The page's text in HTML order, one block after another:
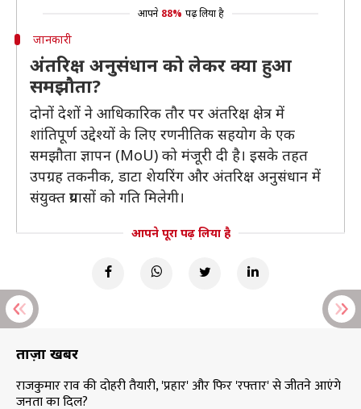
आपने 88% पढ़ लिया है
जानकारी
अंतरिक्ष अनुसंधान को लेकर क्या हुआ
समझौता?
दोनों देशों ने आधिकारिक तौर पर अंतरिक्ष क्षेत्र में
शांतिपूर्ण उद्देश्यों के लिए रणनीतिक सहयोग के एक
समझौता ज्ञापन (MoU) को मंजूरी दी है। इसके तहत
उपग्रह तकनीक, डाटा शेयरिंग और अंतरिक्ष अनुसंधान में
संयुक्त प्रयासों को गति मिलेगी।
आपने पूरा पढ़ लिया है
ताज़ा खबरें
राजकुमार राव की दोहरी तैयारी, 'प्रहार' और फिर 'रफ्तार' से जीतने आएंगे
जनता का दिल?